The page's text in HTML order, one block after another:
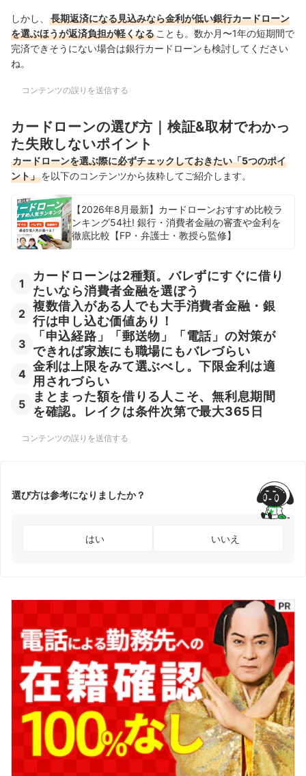
しかし、
長期返済になる見込みなら金利が低い銀行カードローン
を選ぶほうが返済負担が軽くなる ことも。数か月〜1年の短期間で
完済できそうにない場合は銀行カードローンも検討してください
ね。
コンテンツの誤りを送信する
カードローンの選び方｜検証&取材でわかっ
た失敗しないポイント
カードローンを選ぶ際に必ずチェックしておきたい「5つのポイ
ント」を以下のコンテンツから抜粋してご紹介します。
【2026年8月最新】カードローンおすすめ比較ラ
ンキング54社! 銀行・消費者金融の審査や金利を
徹底比較【FP・弁護士・教授ら監修】
1
カードローンは2種類。バレずにすぐに借り
たいなら消費者金融を選ぼう
2
複数借入がある人でも大手消費者金融・銀
行は申し込む価値あり！
3
「申込経路」「郵送物」「電話」の対策が
できれば家族にも職場にもバレづらい
4
金利は上限をみて選ぶべし。下限金利は適
用されづらい
5
まとまった額を借りる人こそ、無利息期間
を確認。レイクは条件次第で最大365日
コンテンツの誤りを送信する
選び方は参考になりましたか？
はい いいえ